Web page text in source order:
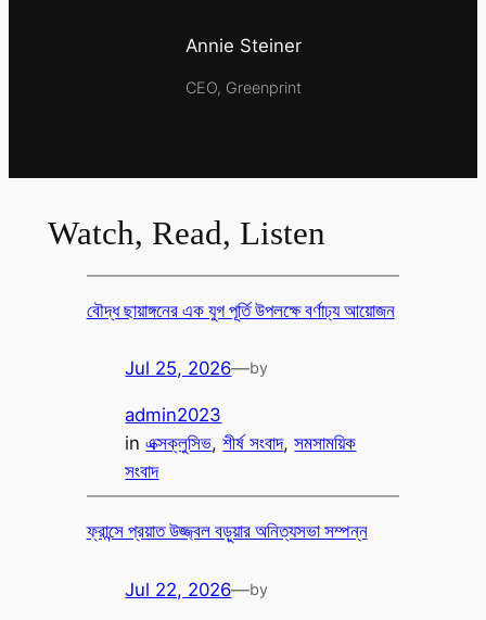
Annie Steiner
CEO, Greenprint
Watch, Read, Listen
বৌদ্ধ ছায়াঙ্গনের এক যুগ পূর্তি উপলক্ষে বর্ণাঢ্য আয়োজন
Jul 25, 2026—by
admin2023
inএক্সক্লুসিভ, শীর্ষ সংবাদ, সমসাময়িক
সংবাদ
ফ্রান্সে প্রয়াত উজ্জ্বল বড়ুয়ার অনিত্যসভা সম্পন্ন
Jul 22, 2026—by